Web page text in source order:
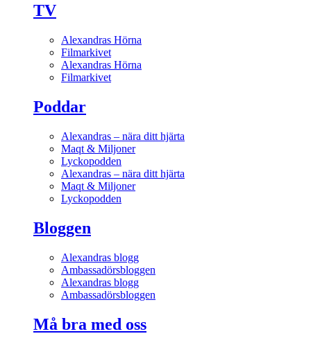
TV
Alexandras Hörna
Filmarkivet
Alexandras Hörna
Filmarkivet
Poddar
Alexandras – nära ditt hjärta
Maqt & Miljoner
Lyckopodden
Alexandras – nära ditt hjärta
Maqt & Miljoner
Lyckopodden
Bloggen
Alexandras blogg
Ambassadörsbloggen
Alexandras blogg
Ambassadörsbloggen
Må bra med oss